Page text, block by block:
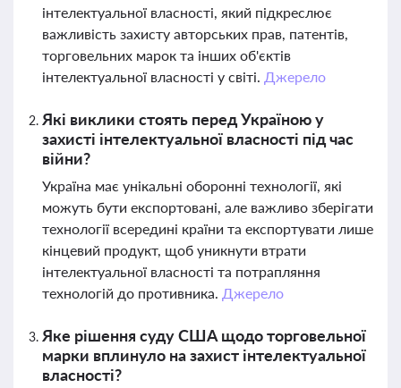
інтелектуальної власності, який підкреслює
важливість захисту авторських прав, патентів,
торговельних марок та інших об'єктів
інтелектуальної власності у світі. Джерело
Які виклики стоять перед Україною у
захисті інтелектуальної власності під час
війни?
Україна має унікальні оборонні технології, які
можуть бути експортовані, але важливо зберігати
технології всередині країни та експортувати лише
кінцевий продукт, щоб уникнути втрати
інтелектуальної власності та потрапляння
технологій до противника. Джерело
Яке рішення суду США щодо торговельної
марки вплинуло на захист інтелектуальної
власності?